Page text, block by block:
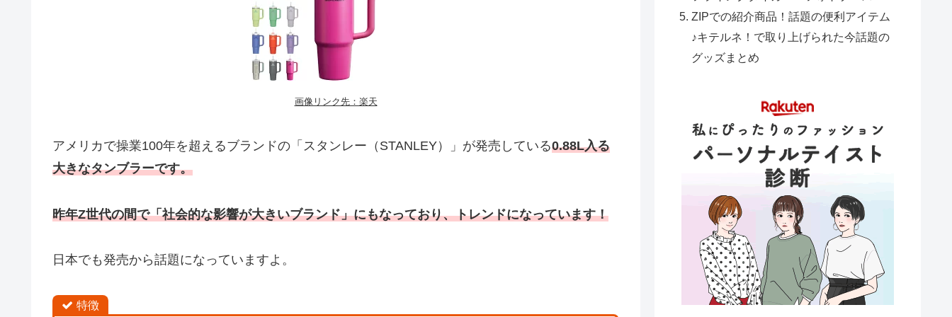
画像リンク先：楽天
アメリカで操業100年を超えるブランドの「スタンレー（STANLEY）」が発売している0.88L入る
大きなタンブラーです。
昨年Z世代の間で「社会的な影響が大きいブランド」にもなっており、トレンドになっています！
日本でも発売から話題になっていますよ。
特徴
ZIPでの紹介商品！話題の便利アイテム
♪キテルネ！で取り上げられた今話題の
グッズまとめ